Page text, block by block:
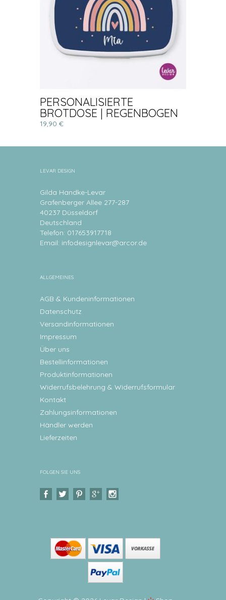
PERSONALISIERTE
BROTDOSE | REGENBOGEN
19,90 €
LEVAR DESIGN
Gilda Handke-Levar
Grafenberger Allee 277-287
40237 Düsseldorf
Deutschland
Telefon: 017653917718
Email: infodesignlevar@arcor.de
ALLGEMEINES
AGB & Kundeninformationen
Datenschutz
Versandinformationen
Impressum
Über uns
Bestellinformationen
Produktinformationen
Widerrufsbelehrung & Widerrufsformular
Kontakt
Zahlungsinformationen
Händler werden
Lieferzeiten
FOLGEN SIE UNS